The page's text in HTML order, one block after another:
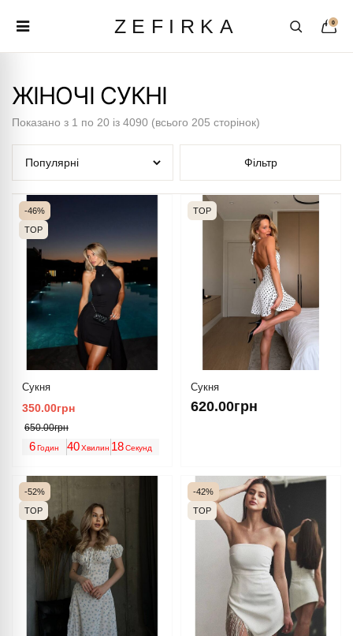
ZEFIRKA 0
ЖІНОЧІ СУКНІ
Показано з 1 по 20 із 4090 (всього 205 сторінок)
Фільтр
-46%
TOP
Сукня
350.00грн
650.00грн
6 Годин 40 Хвилин 18Секунд
TOP
Сукня
620.00грн
-52%
TOP
-42%
TOP